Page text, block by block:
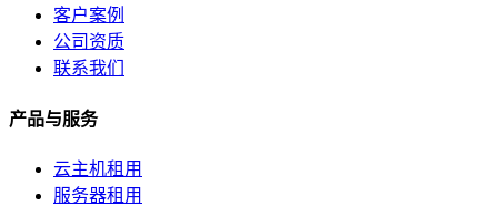
客户案例
公司资质
联系我们
产品与服务
云主机租用
服务器租用